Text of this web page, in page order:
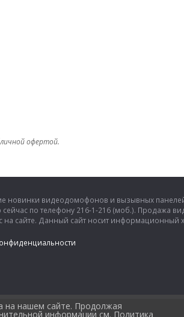
офертой.
новинки видеодомофонов и вызывных
по телефону 216-1-216 (моб.). Продажа
на сайте. Данный сайт носит информационный
на нашем сайте. Продолжая
информации см. Политика